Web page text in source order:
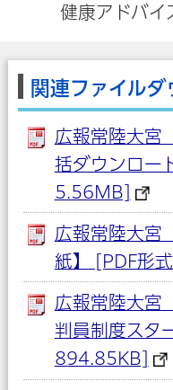
健康アドバイ
関連ファイルダ
広報常陸大
括ダウンロー
5.56MB]
広報常陸大
紙】 [PDF形
広報常陸大
判員制度スタ
894.85KB]